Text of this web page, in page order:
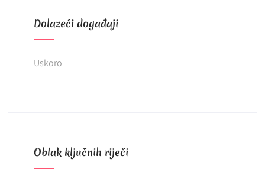
Dolazeći događaji
Uskoro
Oblak ključnih riječi